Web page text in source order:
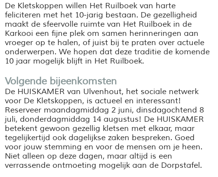
De Kletskoppen willen Het Ruilboek van harte
feliciteren met het 10-jarig bestaan. De gezelligheid
maakt de sfeervolle ruimte van Het Ruilboek in de
Karkooi een fijne plek om samen herinneringen aan
vroeger op te halen, of juist bij te praten over actuele
onderwerpen. We hopen dat deze traditie de komende
10 jaar mogelijk blijft in Het Ruilboek.
Volgende bijeenkomsten
De HUISKAMER van Ulvenhout, het sociale netwerk
voor De Kletskoppen, is actueel en interessant!
Reserveer maandagmiddag 2 juni, dinsdagochtend 8
juli, donderdagmiddag 14 augustus! De HUISKAMER
betekent gewoon gezellig kletsen met elkaar, maar
tegelijkertijd ook dagelijkse zaken bespreken. Goed
voor jouw stemming en voor de mensen om je heen.
Niet alleen op deze dagen, maar altijd is een
verrassende ontmoeting mogelijk aan de Dorpstafel.